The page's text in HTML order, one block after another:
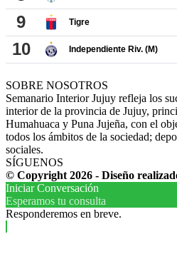
SOBRE NOSOTROS
Semanario Interior Jujuy refleja los
interior de la provincia de Jujuy,
Humahuaca y Puna Jujeña, con el
todos los ámbitos de la sociedad;
sociales.
SÍGUENOS
© Copyright 2026 - Diseño
Iniciar Conversación
Esperamos tu consulta
Responderemos en breve.